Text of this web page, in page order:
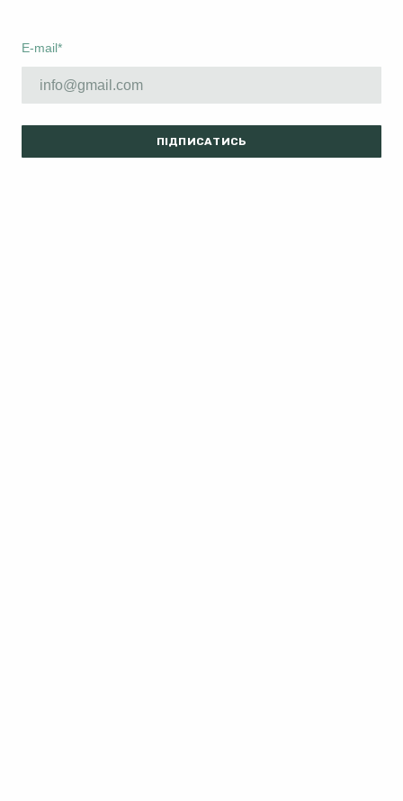
E-mail*
ПІДПИСАТИСЬ